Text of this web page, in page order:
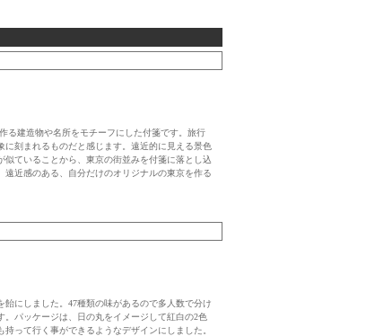
る建造物や名所をモチーフにした付箋です。旅行
に刻まれるものだと感じます。遠近的に見える景色
似ていることから、東京の街並みを付箋に落とし込
遠近感のある、自分だけのオリジナルの東京を作る
飴にしました。47種類の味があるので多人数で分け
パッケージは、日の丸をイメージして紅白の2色
って行く事ができるようなデザインにしました。